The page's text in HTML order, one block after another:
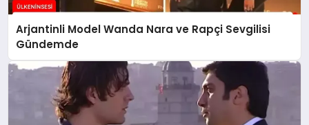
Arjantinli Model Wanda Nara ve Rapçi Sevgilisi
Gündemde